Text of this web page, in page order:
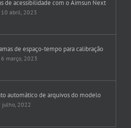
de acessibilidade com o Aimsun Next
10 abril, 2023
de espaço-tempo para calibração
março, 2023
automático de arquivos do modelo
julho, 2022